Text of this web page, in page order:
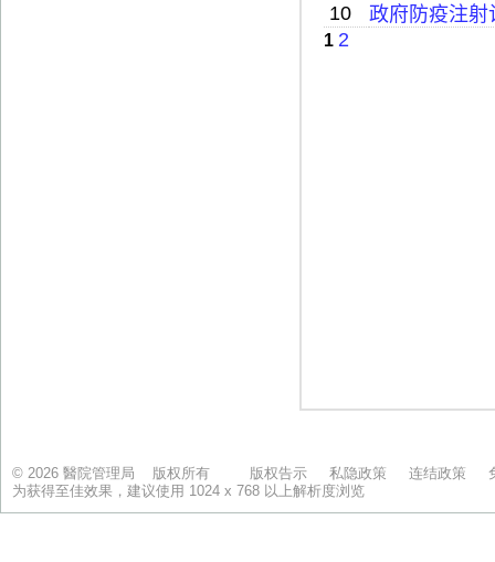
© 2026 醫院管理局 版权所有 版权告示 私隐政策 连结政策
为获得至佳效果，建议使用 1024 x 768 以上解析度浏览